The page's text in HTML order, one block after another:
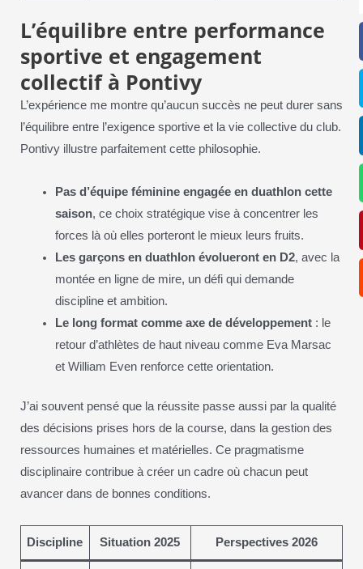
L’équilibre entre performance
sportive et engagement
collectif à Pontivy
L’expérience me montre qu’aucun succès ne peut durer sans
l’équilibre entre l’exigence sportive et la vie collective du club.
Pontivy illustre parfaitement cette philosophie.
Pas d’équipe féminine engagée en duathlon cette
saison, ce choix stratégique vise à concentrer les
forces là où elles porteront le mieux leurs fruits.
Les garçons en duathlon évolueront en D2, avec la
montée en ligne de mire, un défi qui demande
discipline et ambition.
Le long format comme axe de développement : le
retour d’athlètes de haut niveau comme Eva Marsac
et William Even renforce cette orientation.
J’ai souvent pensé que la réussite passe aussi par la qualité
des décisions prises hors de la course, dans la gestion des
ressources humaines et matérielles. Ce pragmatisme
disciplinaire contribue à créer un cadre où chacun peut
avancer dans de bonnes conditions.
Discipline Situation 2025 Perspectives 2026